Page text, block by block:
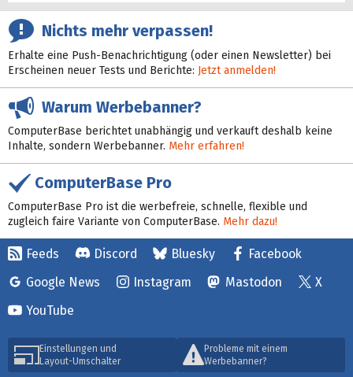
Nichts mehr verpassen!
Erhalte eine Push-Benachrichtigung (oder einen Newsletter) bei
Erscheinen neuer Tests und Berichte: Jetzt anmelden!
Warum Werbebanner?
ComputerBase berichtet unabhängig und verkauft deshalb keine
Inhalte, sondern Werbebanner. Mehr erfahren!
ComputerBase Pro
ComputerBase Pro ist die werbefreie, schnelle, flexible und
zugleich faire Variante von ComputerBase. Mehr dazu!
Feeds Discord Bluesky
Facebook
Google News
Instagram Mastodon
X
YouTube
Einstellungen und
Layout-Umschalter
Probleme mit einem
Werbebanner?